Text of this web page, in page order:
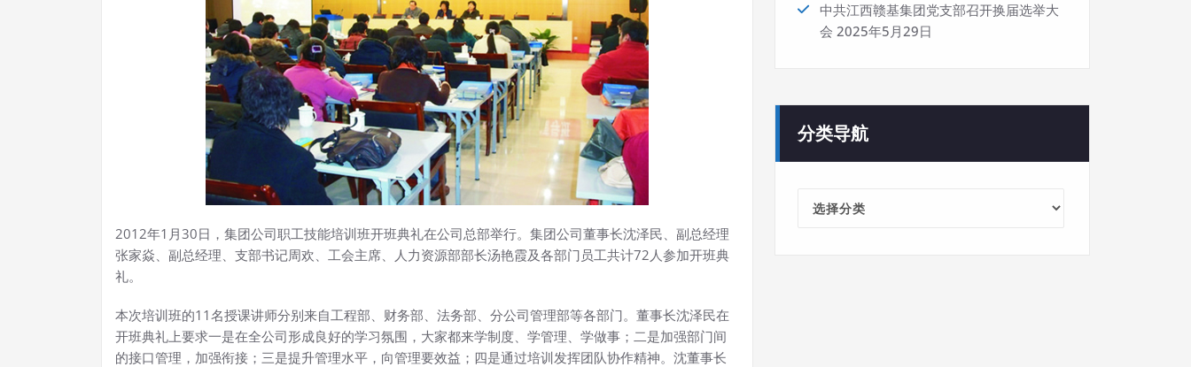
2012年1月30日，集团公司职工技能培训班开班典礼在公司总部举行。集团公司董事长沈泽民、副总经理
张家焱、副总经理、支部书记周欢、工会主席、人力资源部部长汤艳霞及各部门员工共计72人参加开班典
礼。
本次培训班的11名授课讲师分别来自工程部、财务部、法务部、分公司管理部等各部门。董事长沈泽民在
开班典礼上要求一是在全公司形成良好的学习氛围，大家都来学制度、学管理、学做事；二是加强部门间
的接口管理，加强衔接；三是提升管理水平，向管理要效益；四是通过培训发挥团队协作精神。沈董事长
中共江西赣基集团党支部召开换届选举大
会 2025年5月29日
分类导航